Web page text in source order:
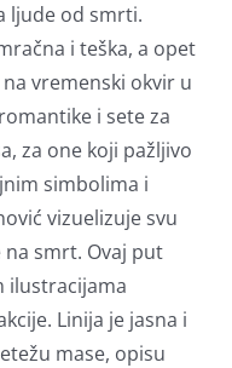
ljude od smrti.
i teška, a opet
vremenski okvir u
i sete za
za one koji pažljivo
simbolima i
vizuelizuje svu
smrt. Ovaj put
ilustracijama
Linija je jasna i
mase, opisu